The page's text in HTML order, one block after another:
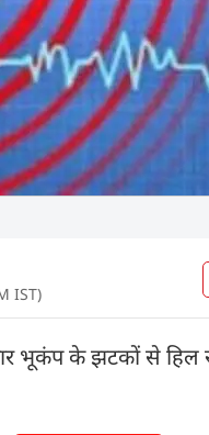
IST)
भूकंप के झटकों से